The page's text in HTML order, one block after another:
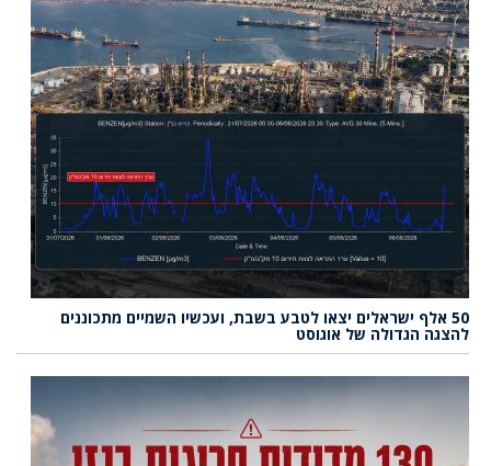
50 אלף ישראלים יצאו לטבע בשבת, ועכשיו השמיים מתכוננים
להצגה הגדולה של אוגוסט